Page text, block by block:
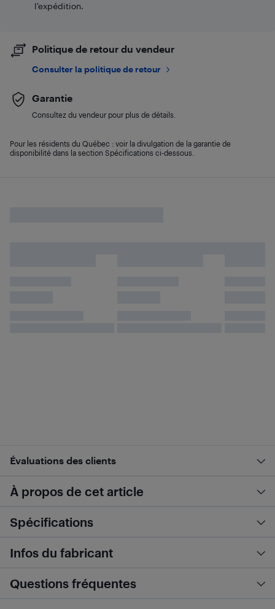
l’expédition.
Politique de retour du vendeur
Consulter la politique de retour
Garantie
Consultez du vendeur pour plus de détails.
Pour les résidents du Québec : voir la divulgation de la garantie de
disponibilité dans la section Spécifications ci-dessous.
Évaluations des clients
À propos de cet article
Spécifications
Infos du fabricant
Questions fréquentes